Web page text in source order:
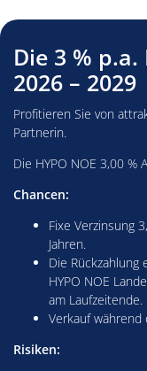
Die 3 % p.a.
2026 – 2029
Profitieren Sie von
Partnerin.
Die HYPO NOE 3,00 %
Chancen:
Fixe Verzinsung
Jahren.
Die
HYPO NOE
am Laufzeitende.
Verkauf während
Risiken: